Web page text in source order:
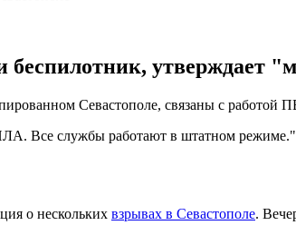
утверждает
Севастополе, связаны с
Все службы работают в штатном
о нескольких взрывах в Севастополе.